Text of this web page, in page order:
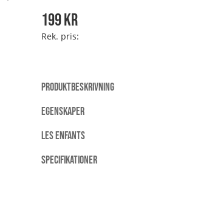
199kr
Rek. pris:
PRODUKTBESKRIVNING
EGENSKAPER
LES ENFANTS
SPECIFIKATIONER